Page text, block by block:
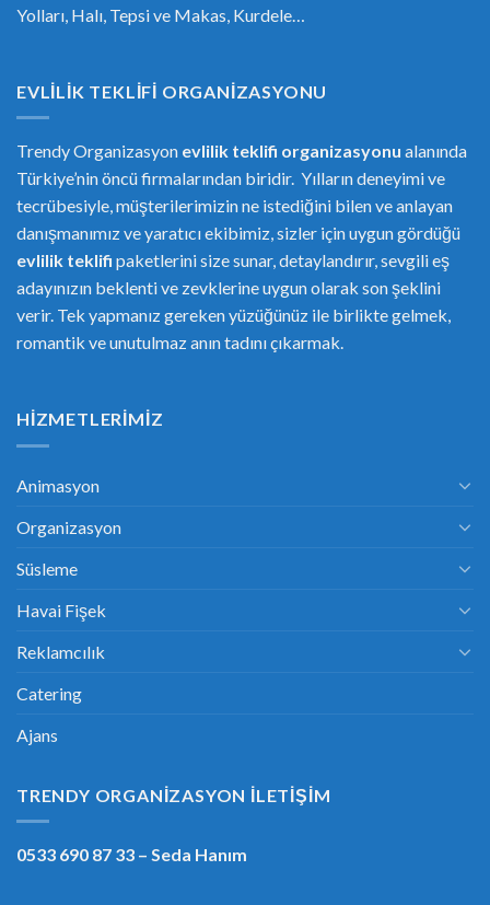
Yolları, Halı, Tepsi ve Makas, Kurdele…
EVLILIK TEKLIFI ORGANIZASYONU
Trendy Organizasyon evlilik teklifi organizasyonu alanında
Türkiye’nin öncü firmalarından biridir. Yılların deneyimi ve
tecrübesiyle, müşterilerimizin ne istediğini bilen ve anlayan
danışmanımız ve yaratıcı ekibimiz, sizler için uygun gördüğü
evlilik teklifi paketlerini size sunar, detaylandırır, sevgili eş
adayınızın beklenti ve zevklerine uygun olarak son şeklini
verir. Tek yapmanız gereken yüzüğünüz ile birlikte gelmek,
romantik ve unutulmaz anın tadını çıkarmak.
HIZMETLERIMIZ
Animasyon
Organizasyon
Süsleme
Havai Fişek
Reklamcılık
Catering
Ajans
TRENDY ORGANIZASYON İLETIŞIM
0533 690 87 33 – Seda Hanım